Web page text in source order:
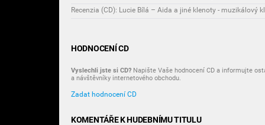
Recenzia (CD): Lucie Bílá – Aida a jiné klenoty - muzikálový
HODNOCENÍ CD
Vyslechli jste si CD? Napište Vaše hodnocení CD a informujte
a návštěvníky internetového obchodu.
Zadat hodnocení CD
KOMENTÁŘE K HUDEBNÍMU TITULU